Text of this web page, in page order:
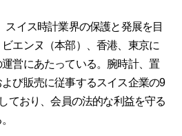
イス時計業界の保護と発展を目
エンヌ（本部）、香港、東京に
営にあたっている。腕時計、置
び販売に従事するスイス企業の9
ており、会員の法的な利益を守る